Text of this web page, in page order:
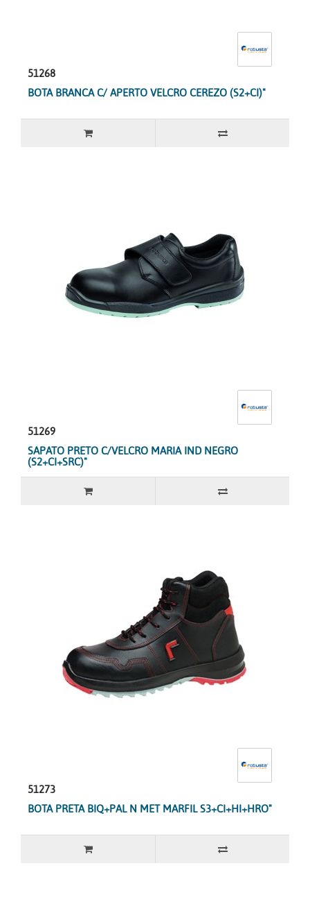
51268
BOTA BRANCA C/ APERTO VELCRO CEREZO (S2+CI)"
51269
SAPATO PRETO C/VELCRO MARIA IND NEGRO
(S2+CI+SRC)"
51273
BOTA PRETA BIQ+PAL N MET MARFIL S3+CI+HI+HRO"